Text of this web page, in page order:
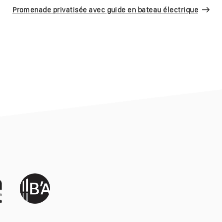
Promenade privatisée avec guide en bateau électrique